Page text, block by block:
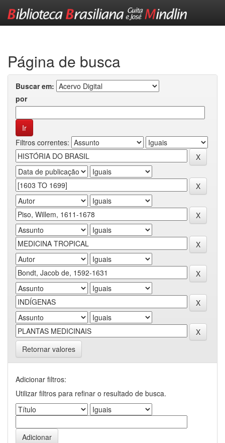
Página de busca
Buscar em:
por
Filtros correntes:
Retornar valores
Adicionar filtros:
Utilizar filtros para refinar o resultado de busca.